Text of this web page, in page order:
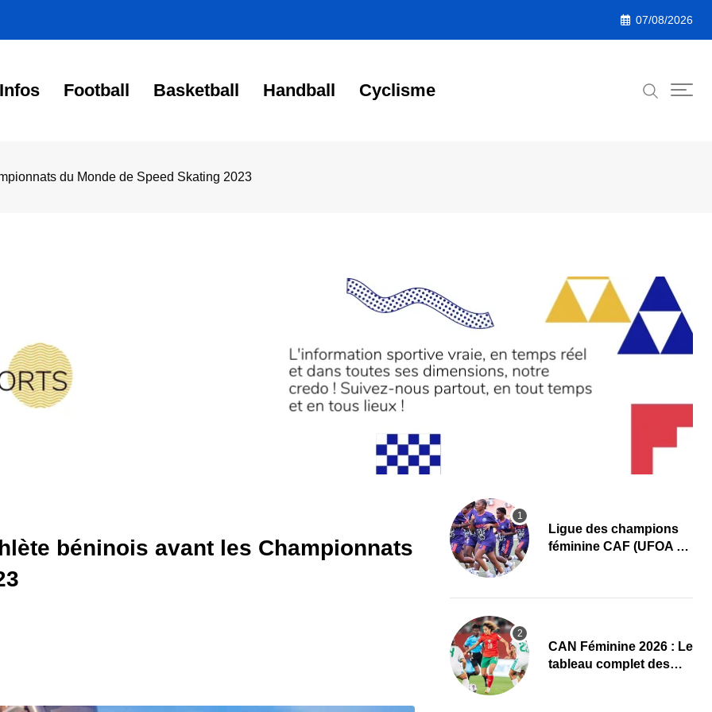
07/08/2026
Infos Football Basketball Handball Cyclisme
du Monde de Speed Skating 2023
béninois avant les Championnats
Ligue des champions
féminine CAF (UFOA A)
en Gambie
CAN Féminine 2026 : Le
tableau complet des